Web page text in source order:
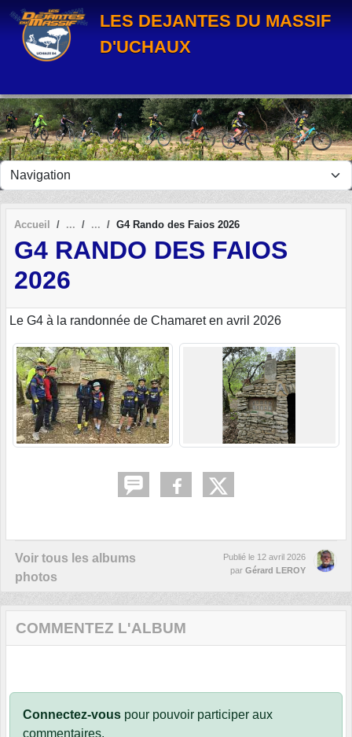
LES DEJANTES DU MASSIF
D'UCHAUX
Accueil G4 Rando des Faios 2026
G4 RANDO DES FAIOS
2026
Le G4 à la randonnée de Chamaret en avril 2026
Voir tous les albums
photos
Publié le 12 avril 2026
par Gérard LEROY
COMMENTEZ L'ALBUM
Connectez-vous pour pouvoir participer aux
commentaires.
Panneau de gestion des cookies